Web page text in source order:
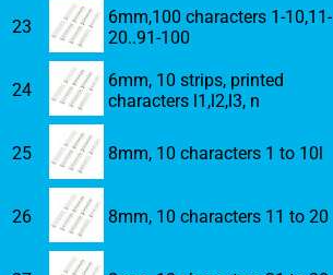
23
6mm,100 characters 1-10,11-
20..91-100
24
6mm, 10 strips, printed
characters l1,l2,l3, n
25 8mm, 10 characters 1 to 10l
26 8mm, 10 characters 11 to 20